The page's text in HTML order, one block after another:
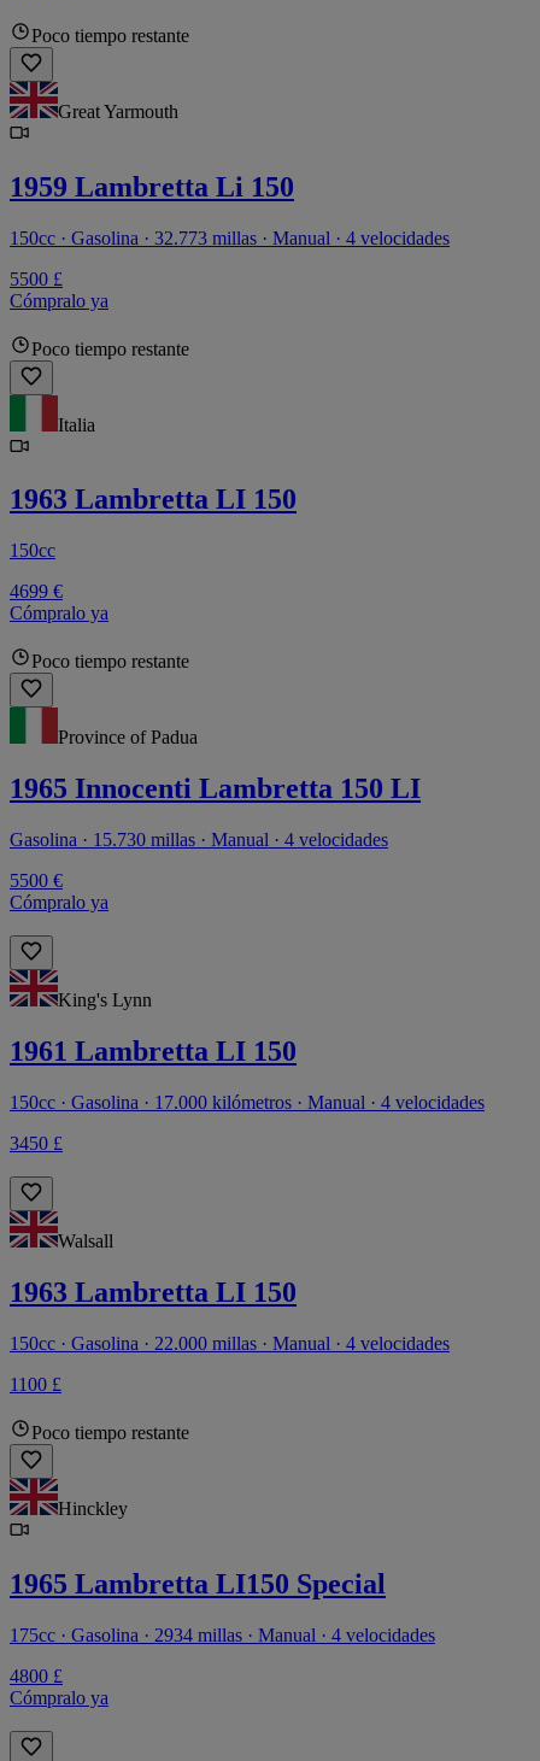
Poco tiempo restante
Great Yarmouth
1959 Lambretta Li 150
150cc · Gasolina · 32.773 millas · Manual · 4 velocidades
5500 £
Cómpralo ya
Poco tiempo restante
Italia
1963 Lambretta LI 150
150cc
4699 €
Cómpralo ya
Poco tiempo restante
Province of Padua
1965 Innocenti Lambretta 150 LI
Gasolina · 15.730 millas · Manual · 4 velocidades
5500 €
Cómpralo ya
King's Lynn
1961 Lambretta LI 150
150cc · Gasolina · 17.000 kilómetros · Manual · 4 velocidades
3450 £
Walsall
1963 Lambretta LI 150
150cc · Gasolina · 22.000 millas · Manual · 4 velocidades
1100 £
Poco tiempo restante
Hinckley
1965 Lambretta LI150 Special
175cc · Gasolina · 2934 millas · Manual · 4 velocidades
4800 £
Cómpralo ya